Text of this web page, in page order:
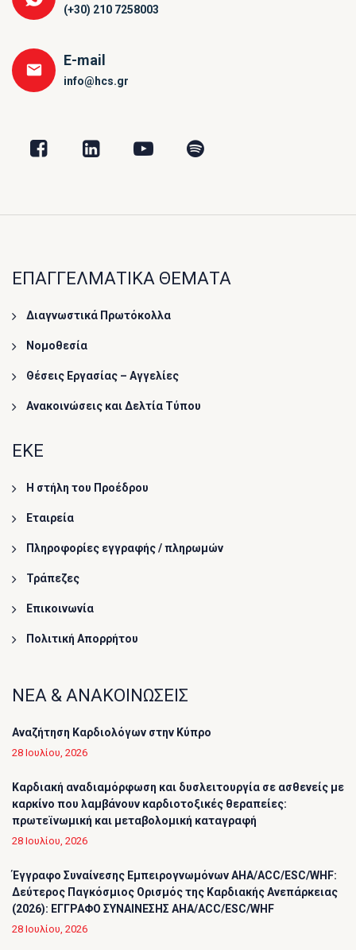
(+30) 210 7258003
E-mail
info@hcs.gr
ΕΠΑΓΓΕΛΜΑΤΙΚΑ ΘΕΜΑΤΑ
Διαγνωστικά Πρωτόκολλα
Νομοθεσία
Θέσεις Εργασίας – Αγγελίες
Ανακοινώσεις και Δελτία Τύπου
ΕΚΕ
Η στήλη του Προέδρου
Εταιρεία
Πληροφορίες εγγραφής / πληρωμών
Τράπεζες
Επικοινωνία
Πολιτική Απορρήτου
ΝΕΑ & ΑΝΑΚΟΙΝΩΣΕΙΣ
Αναζήτηση Καρδιολόγων στην Κύπρο
28 Ιουλίου, 2026
Καρδιακή αναδιαμόρφωση και δυσλειτουργία σε ασθενείς με
καρκίνο που λαμβάνουν καρδιοτοξικές θεραπείες:
πρωτεϊνωμική και μεταβολομική καταγραφή
28 Ιουλίου, 2026
Έγγραφο Συναίνεσης Εμπειρογνωμόνων AHA/ACC/ESC/WHF:
Δεύτερος Παγκόσμιος Ορισμός της Καρδιακής Ανεπάρκειας
(2026): ΕΓΓΡΑΦΟ ΣΥΝΑΙΝΕΣΗΣ AHA/ACC/ESC/WHF
28 Ιουλίου, 2026